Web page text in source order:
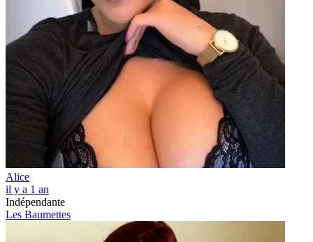
Alice
il y a 1 an
Indépendante
Les Baumettes